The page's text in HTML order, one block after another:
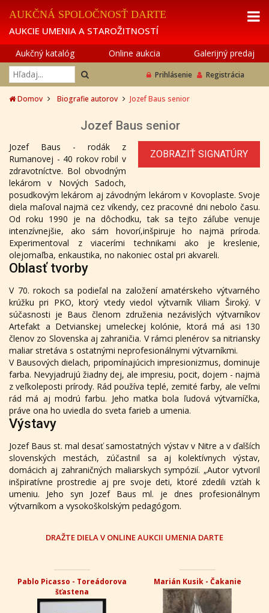
AUKČNÁ SPOLOČNOSŤ DARTE
AUKCIE UMENIA A STAROŽITNOSTÍ
Aukčný katalóg Online aukcia Galerijný predaj
Prihlásenie Registrácia
Domov Biografie autorov Jozef Baus senior
Jozef Baus senior
ZOBRAZIŤ SIGNATÚRY
Jozef Baus - rodák z
Rumanovej - 40 rokov robil v
zdravotníctve. Bol obvodným
lekárom v Nových Sadoch,
posudkovým lekárom aj závodným lekárom v Kovoplaste. Svoje
diela maľoval najmä cez víkendy, cez pracovné dni nebolo času.
Od roku 1990 je na dôchodku, tak sa tejto záľube venuje
intenzívnejšie, ako sám hovorí,inšpiruje ho najmä príroda.
Experimentoval z viacerími technikami ako je kreslenie,
olejomaľba, enkaustika, no nakoniec ostal pri akvareli.
Oblasť tvorby
V 70. rokoch sa podieľal na založení amatérskeho výtvarného
krúžku pri PKO, ktorý vtedy viedol výtvarník Viliam Široký. V
súčasnosti je Baus členom združenia nezávislých výtvarníkov
Artefakt a Detvianskej umeleckej kolónie, ktorá má asi 130
členov zo Slovenska aj zahraničia. V rámci plenérov sa nitriansky
maliar stretáva s ostatnými neprofesionálnymi výtvarníkmi.
V Bausových dielach, pripomínajúcich impresionizmus, dominuje
farba. Nevyjadrujú žiadny dej, ale impresiu, pocit, dojem - najmä
z veľkoleposti prírody. Rád používa teplé, zemité farby, ale veľmi
rád má aj modrú farbu. Jeho matka bola ľudová výtvarníčka,
práve ona ho uviedla do sveta farieb a umenia.
Výstavy
Jozef Baus st. mal desať samostatných výstav v Nitre a v ďalších
slovenských mestách, zúčastnil sa aj kolektívnych výstav,
domácich aj zahraničných maliarskych sympózií. „Autor vytvoril
inšpiratívne prostredie aj pre svoje deti, ktoré zdedili vzťah k
umeniu. Jeho syn Jozef Baus ml. je dnes profesionálnym
výtvarníkom a vysokoškolským pedagógom.
DRAŽTE DIELA V ONLINE AUKCII UMENIA DARTE
Pablo Picasso - Toreádorova
šťastena
Marián Kusik - Čakanie